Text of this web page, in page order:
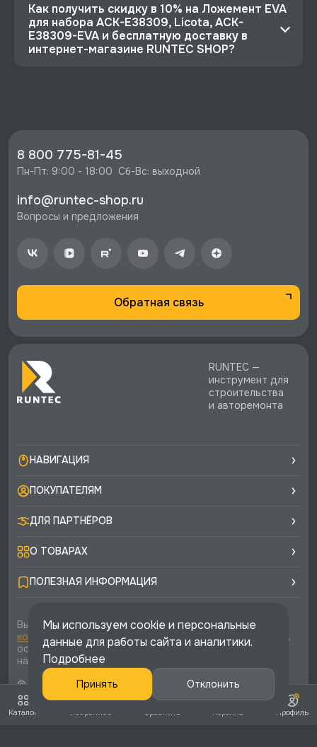
Как получить скидку в 10% на Ложемент EVA
для набора ACK-E38309, Licota, ACK-
E38309-EVA и бесплатную доставку в
интернет-магазине RUNTEC SHOP?
934 руб.
⚡️ Бесплатная доставка в Москве, Санкт-
стоимости заказа.
8 800 775-81-45
Пн-Пт: 9:00 - 18:00  Сб-Вс: выходной
info@runtec-shop.ru
Вопросы и предложения
Обратная связь
RUNTEC —
инструмент для
строительства
и авторемонта
НАВИГАЦИЯ
ПОКУПАТЕЛЯМ
ДЛЯ ПАРТНЁРОВ
О ТОВАРАХ
ПОЛЕЗНАЯ ИНФОРМАЦИЯ
Вы соглашаетесь с условиямиполитики
конфиденциальностиипубличной офертыкаждый раз,
оставляя свои данные в любой форме обратной связи
на сайте runtec-shop.ru
© 2026 «Runtec», официальный интернет-магазин. Все
права защищены
Каталог Профиль
Мы используем cookie и персональные
данные для работы сайта и аналитики.
Подробнее
Принять Отклонить